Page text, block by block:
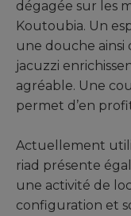
dégagée sur les
Koutoubia. Un
une douche ainsi
jacuzzi
agréable. Une
permet d’en
Actuellement
riad présente
une activité de
configuration et